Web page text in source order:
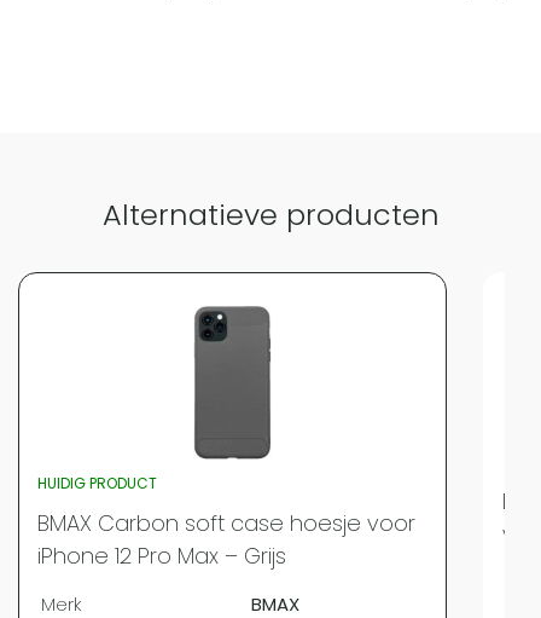
Alternatieve producten
HUIDIG PRODUCT
BMAX Carbon soft case hoesje voor
iPhone 12 Pro Max – Grijs
Merk
BMAX